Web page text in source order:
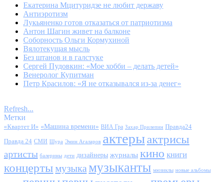
Екатерина Мцитуридзе не любит державу
Антиэротизм
Лукьяненко готов отказаться от патриотизма
Антон Шагин живет на балконе
Соборность Ольги Кормухиной
Вялотекущая мысль
Без штанов и в галстуке
Сергей Пудовкин: «Мое хобби – делать детей»
Венеролог Купитман
Петр Красилов: «Я не отказывался из-за денег»
Refresh...
Метки
«Квартет И» «Машина времени» ВИА Гра Захар Прилепин Правда24
Правда 24 СМИ Шура Эмин Агаларов актерыактрисы
артисты балерины дети дизайнеры журналы кино книги
концерты музыка музыканты мюзиклы новые альбомы